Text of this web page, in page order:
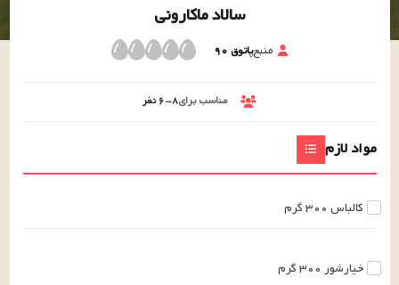
سالاد ماکارونی
منبعپاتوق ۹۰
مناسب برای۶-۸نفر
مواد لازم
کالباس ۳۰۰گرم
خیارشور ۳۰۰گرم